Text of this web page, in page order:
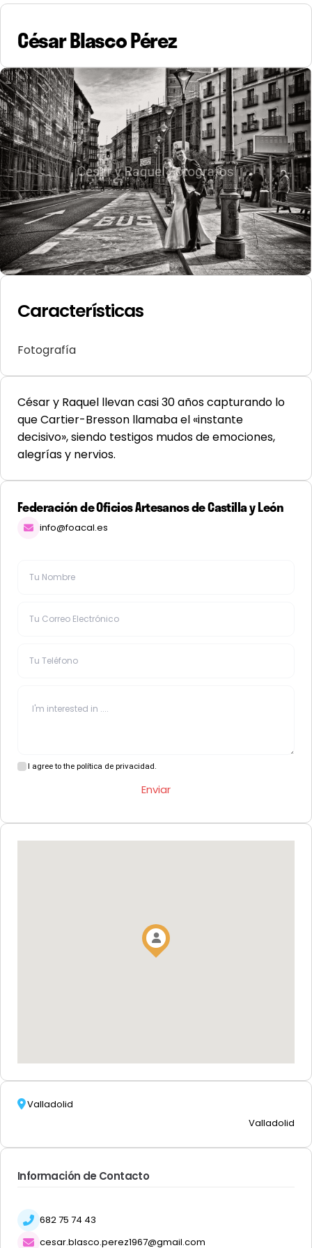
César Blasco Pérez
Características
Fotografía
César y Raquel llevan casi 30 años capturando lo
que Cartier-Bresson llamaba el «instante
decisivo», siendo testigos mudos de emociones,
alegrías y nervios.
Federación de Oficios Artesanos de Castilla y León
info@foacal.es
I agree to the política de privacidad.
Enviar
Valladolid
Valladolid
Información de Contacto
682 75 74 43
cesar.blasco.perez1967@gmail.com